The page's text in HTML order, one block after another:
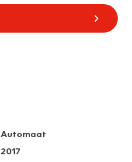
Automaat
2017